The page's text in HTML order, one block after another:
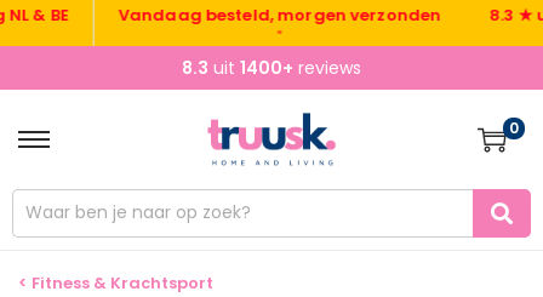
Vandaag besteld, morgen verzonden 8.3 ★ uit
8.3 uit 1400+ reviews
0
< Fitness & Krachtsport